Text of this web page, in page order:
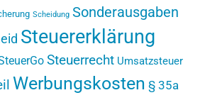
Scheidung Sonderausgaben
Steuererklärung
Steuerrecht Umsatzsteuer
Werbungskosten § 35a